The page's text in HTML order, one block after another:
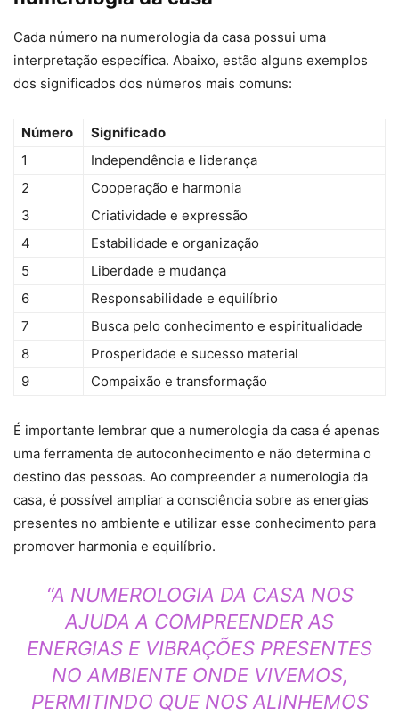
Cada número na numerologia da casa possui uma
interpretação específica. Abaixo, estão alguns exemplos
dos significados dos números mais comuns:
Número
Significado
1
Independência e liderança
2
Cooperação e harmonia
3
Criatividade e expressão
4
Estabilidade e organização
5
Liberdade e mudança
6
Responsabilidade e equilíbrio
7
Busca pelo conhecimento e espiritualidade
8
Prosperidade e sucesso material
9
Compaixão e transformação
É importante lembrar que a numerologia da casa é apenas
uma ferramenta de autoconhecimento e não determina o
destino das pessoas. Ao compreender a numerologia da
casa, é possível ampliar a consciência sobre as energias
presentes no ambiente e utilizar esse conhecimento para
promover harmonia e equilíbrio.
“A NUMEROLOGIA DA CASA NOS
AJUDA A COMPREENDER AS
ENERGIAS E VIBRAÇÕES PRESENTES
NO AMBIENTE ONDE VIVEMOS,
PERMITINDO QUE NOS ALINHEMOS